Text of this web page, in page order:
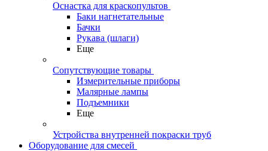
Оснастка для краскопультов
Баки нагнетательные
Бачки
Рукава (шлаги)
Еще
Сопутствующие товары
Измерительные приборы
Малярные лампы
Подъемники
Еще
Устройства внутренней покраски труб
Оборудование для смесей